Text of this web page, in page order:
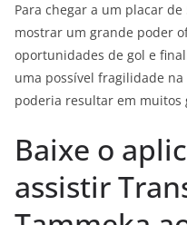
Para chegar a um placar
mostrar um grande poder
oportunidades de gol e
uma possível fragilidade
poderia resultar em
Baixe o
assistir